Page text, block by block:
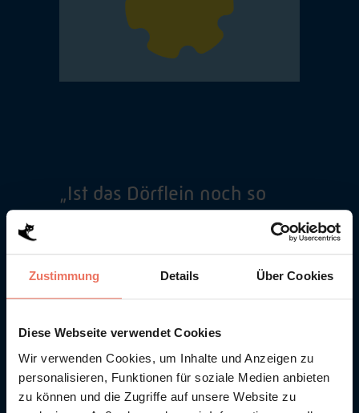
Zustimmung Details Über Cookies
Diese Webseite verwendet Cookies
Wir verwenden Cookies, um Inhalte und Anzeigen zu
personalisieren, Funktionen für soziale Medien anbieten
zu können und die Zugriffe auf unsere Website zu
„Ist das Dörflein noch so
…ein Schmied wird stets
darinnen sein“: Die alte
Handwerkskunst des Schmieds
fand sich früher in jedem Dorf –
das Klingen des